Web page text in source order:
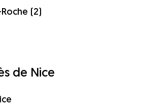
(2)
de Nice